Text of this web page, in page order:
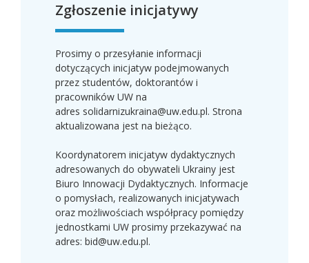
Zgłoszenie inicjatywy
Prosimy o przesyłanie informacji
dotyczących inicjatyw podejmowanych
przez studentów, doktorantów i
pracowników UW na
adres solidarnizukraina@uw.edu.pl. Strona
aktualizowana jest na bieżąco.
Koordynatorem inicjatyw dydaktycznych
adresowanych do obywateli Ukrainy jest
Biuro Innowacji Dydaktycznych. Informacje
o pomysłach, realizowanych inicjatywach
oraz możliwościach współpracy pomiędzy
jednostkami UW prosimy przekazywać na
adres: bid@uw.edu.pl.